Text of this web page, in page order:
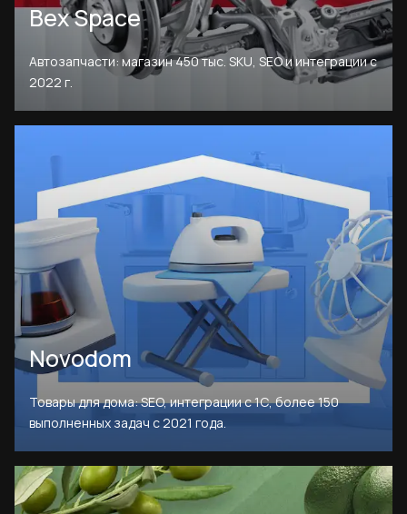
Bex Space
Автозапчасти: магазин 450 тыс. SKU, SEO и интеграции с
2022 г.
Novodom
Товары для дома: SEO, интеграции с 1С, более 150
выполненных задач с 2021 года.